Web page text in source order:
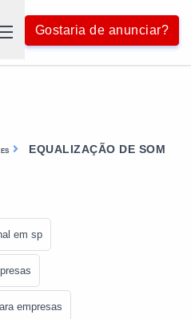
Gostaria de anunciar?
EQUALIZAÇÃO DE SOM
em sp
empresas